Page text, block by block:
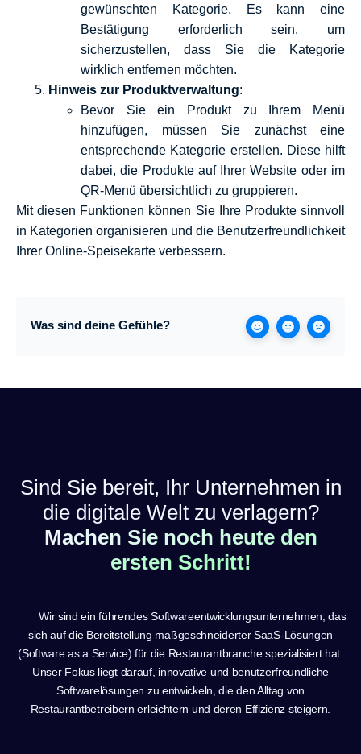
gewünschten Kategorie. Es kann eine
Bestätigung erforderlich sein, um
sicherzustellen, dass Sie die Kategorie
wirklich entfernen möchten.
Hinweis zur Produktverwaltung:
Bevor Sie ein Produkt zu Ihrem Menü
hinzufügen, müssen Sie zunächst eine
entsprechende Kategorie erstellen. Diese hilft
dabei, die Produkte auf Ihrer Website oder im
QR-Menü übersichtlich zu gruppieren.
Mit diesen Funktionen können Sie Ihre Produkte sinnvoll
in Kategorien organisieren und die Benutzerfreundlichkeit
Ihrer Online-Speisekarte verbessern.
Was sind deine Gefühle?
Sind Sie bereit, Ihr Unternehmen in
die digitale Welt zu verlagern?
Machen Sie noch heute den
ersten Schritt!
Wir sind ein führendes Softwareentwicklungsunternehmen, das
sich auf die Bereitstellung maßgeschneiderter SaaS-Lösungen
(Software as a Service) für die Restaurantbranche spezialisiert hat.
Unser Fokus liegt darauf, innovative und benutzerfreundliche
Softwarelösungen zu entwickeln, die den Alltag von
Restaurantbetreibern erleichtern und deren Effizienz steigern.